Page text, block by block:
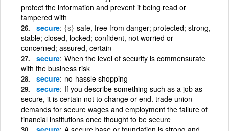
protect the information and prevent it being read or
tampered with
secure {s} safe, free from danger; protected; strong,
stable; closed, locked; confident, not worried or
concerned; assured, certain
secure When the level of security is commensurate
with the business risk
secure no-hassle shopping
secure If you describe something such as a job as
secure, it is certain not to change or end. trade union
demands for secure wages and employment the failure of
financial institutions once thought to be secure